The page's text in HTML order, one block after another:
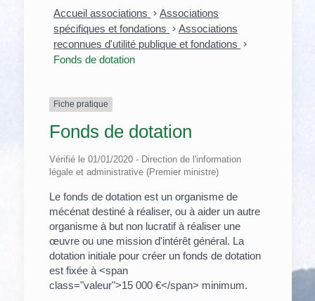
Accueil associations > Associations
spécifiques et fondations > Associations
reconnues d'utilité publique et fondations >
Fonds de dotation
Fiche pratique
Fonds de dotation
Vérifié le 01/01/2020 - Direction de l'information
légale et administrative (Premier ministre)
Le fonds de dotation est un organisme de
mécénat destiné à réaliser, ou à aider un autre
organisme à but non lucratif à réaliser une
œuvre ou une mission d'intérêt général. La
dotation initiale pour créer un fonds de dotation
est fixée à <span
class="valeur">15 000 €</span> minimum.